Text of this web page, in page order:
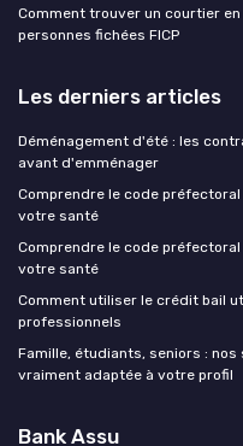
Comment trouver un courtier
personnes fichées FICP
Les derniers articles
Déménagement d'été : les
avant d'emménager
Comprendre le code
votre santé
Comprendre le code
votre santé
Comment utiliser le crédit bail
professionnels
Famille, étudiants, seniors :
vraiment adaptée à votre profil
Bank Assu